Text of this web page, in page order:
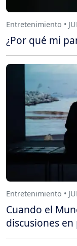
Entretenimiento •
¿Por qué mi
Entretenimiento •
Cuando el
discusiones en